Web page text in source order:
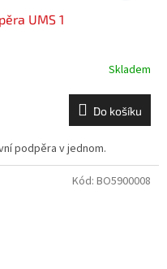
UMS 1
Skladem
Do košíku
podpěra v jednom.
Kód: BO5900008